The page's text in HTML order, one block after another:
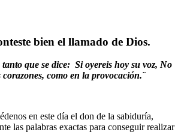
bien el llamado de Dios.
tanto que se dice: Si oyereis hoy su voz, No
como en la provocación.¨
en este día el don de la sabiduría,
las palabras exactas para conseguir realizar